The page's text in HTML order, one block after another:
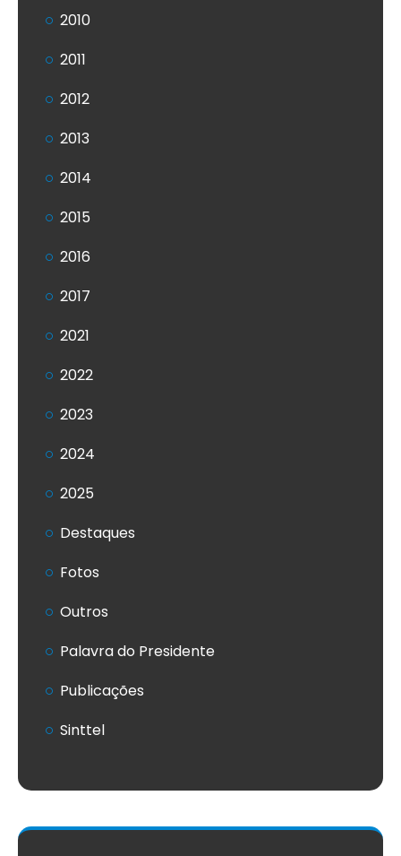
2010
2011
2012
2013
2014
2015
2016
2017
2021
2022
2023
2024
2025
Destaques
Fotos
Outros
Palavra do Presidente
Publicações
Sinttel